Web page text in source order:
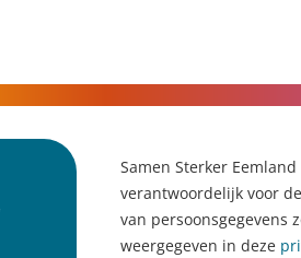
Samen Sterker Eemland
verantwoordelijk voor
van persoonsgegevens
weergegeven in deze